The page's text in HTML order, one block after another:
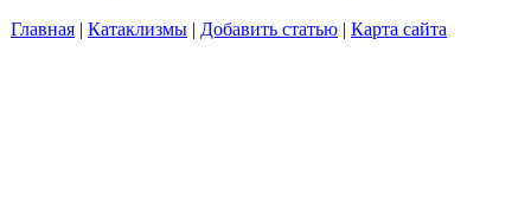
Главная | Катаклизмы | Добавить статью | Карта сайта